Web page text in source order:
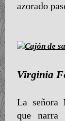
azorado
Virginia
La señora
que